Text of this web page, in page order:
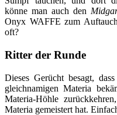
könne man auch den
Onyx WAFFE zum
oft?
Ritter der Runde
Dieses Gerücht besagt,
gleichnamigen Materia
Materia-Höhle
Materia gemeistert hat.